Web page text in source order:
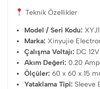
Teknik Özellikler
Model / Seri Kodu:
Marka: Xinyujie
Çalışma Voltajı: DC
Akım Değeri: 0.20
Ölçüler: 60 x 60 x 15
Yataklama Tipi: Sleeve